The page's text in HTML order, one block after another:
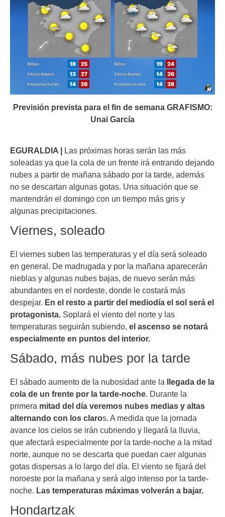
Previsión prevista para el fin de semana GRAFISMO:
Unai García
EGURALDIA | Las próximas horas serán las más
soleadas ya que la cola de un frente irá entrando dejando
nubes a partir de mañana sábado por la tarde, además
no se descartan algunas gotas. Una situación que se
mantendrán el domingo con un tiempo más gris y
algunas precipitaciones.
Viernes, soleado
El viernes suben las temperaturas y el día será soleado
en general. De madrugada y por la mañana aparecerán
nieblas y algunas nubes bajas, de nuevo serán más
abundantes en el nordeste, donde le costará más
despejar. En el resto a partir del mediodía el sol será el
protagonista. Soplará el viento del norte y las
temperaturas seguirán subiendo, el ascenso se notará
especialmente en puntos del interior.
Sábado, más nubes por la tarde
El sábado aumento de la nubosidad ante la
llegada de la
cola de un frente por la tarde-noche. Durante la
primera mitad del día veremos nubes medias y altas
alternando con los claros. A medida que la jornada
avance los cielos se irán cubriendo y llegará la lluvia,
que afectará especialmente por la tarde-noche a la mitad
norte, aunque no se descarta que puedan caer algunas
gotas dispersas a lo largo del día. El viento se fijará del
noroeste por la mañana y será algo intenso por la tarde-
noche. Las temperaturas máximas volverán a bajar.
Hondartzak